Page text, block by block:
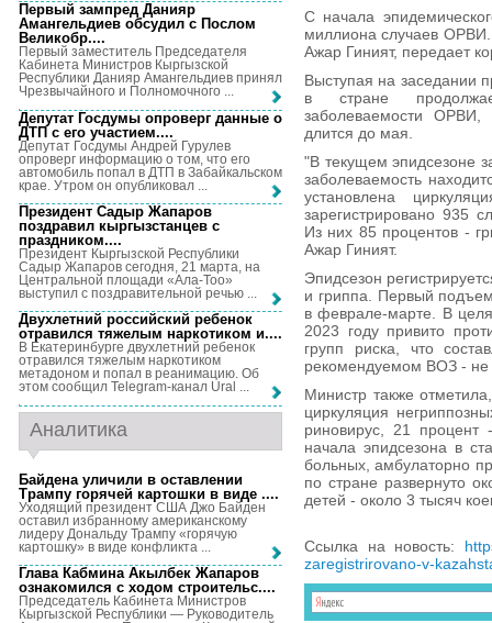
С начала
миллиона случаев
Ажар Гиният, передает
Выступая на заседании
в стране
заболеваемости ОРВИ,
длится до мая.
"В текущем эпидсезоне
заболеваемость
установлена
зарегистрировано 935
Из них 85 процентов -
Ажар Гиният.
Эпидсезон
и гриппа. Первый
в феврале-марте. В
2023 году привито
групп риска, что
рекомендуемом ВОЗ - не
Министр также
циркуляция
риновирус, 21
начала эпидсезона в
больных, амбулаторно
по стране развернуто
детей - около 3 тысяч
Ссылка на новость:
zaregistrirovano-v-
Первый зампред Данияр
Амангельдиев обсудил с Послом
Великобр....
Первый заместитель Председателя
Кабинета Министров Кыргызской
Республики Данияр Амангельдиев принял
Чрезвычайного и Полномочного ...
Депутат Госдумы опроверг данные о
ДТП с его участием....
Депутат Госдумы Андрей Гурулев
опроверг информацию о том, что его
автомобиль попал в ДТП в Забайкальском
крае. Утром он опубликовал ...
Президент Садыр Жапаров
поздравил кыргызстанцев с
праздником....
Президент Кыргызской Республики
Садыр Жапаров сегодня, 21 марта, на
Центральной площади «Ала-Тоо»
выступил с поздравительной речью ...
Двухлетний российский ребенок
отравился тяжелым наркотиком и....
В Екатеринбурге двухлетний ребенок
отравился тяжелым наркотиком
метадоном и попал в реанимацию. Об
этом сообщил Telegram-канал Ural ...
Аналитика
Байдена уличили в оставлении
Трампу горячей картошки в виде ....
Уходящий президент США Джо Байден
оставил избранному американскому
лидеру Дональду Трампу «горячую
картошку» в виде конфликта ...
Глава Кабмина Акылбек Жапаров
ознакомился с ходом строительс....
Председатель Кабинета Министров
Кыргызской Республики — Руководитель